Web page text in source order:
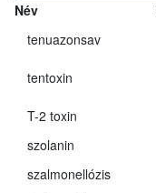
Név
tenuazonsav
tentoxin
T-2 toxin
szolanin
szalmonellózis